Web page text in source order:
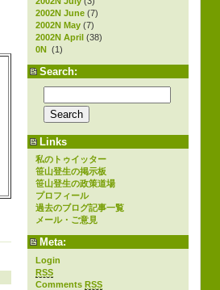
2002N June (7)
2002N May (7)
2002N April (38)
0N (1)
Search:
Links
私のトゥイッター
笹山登生の掲示板
笹山登生の政策道場
プロフィール
過去のブログ記事一覧
メール・ご意見
Meta:
Login
RSS
Comments RSS